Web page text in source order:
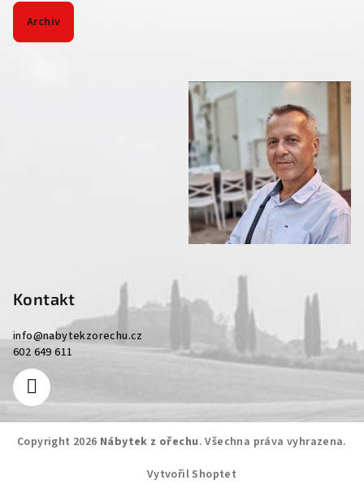
Archiv
Kontakt
info@nabytekzorechu.cz
602 649 611
Copyright 2026 Nábytek z ořechu. Všechna práva vyhrazena.
Vytvořil Shoptet